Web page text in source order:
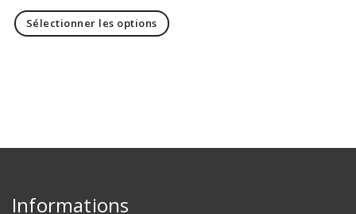
Sélectionner les options
Informations